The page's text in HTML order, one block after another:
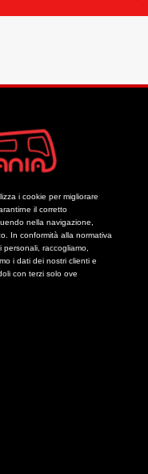
i cookie per migliorare
il corretto
nella navigazione,
In conformità alla normativa
raccogliamo,
i dati dei nostri clienti e
con terzi solo ove